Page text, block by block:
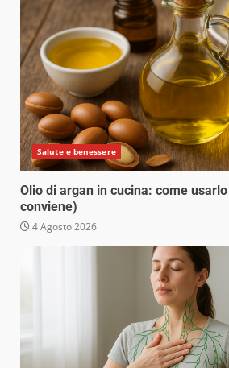
Salute e benessere
Olio di argan in cucina: come
conviene)
4 Agosto 2026